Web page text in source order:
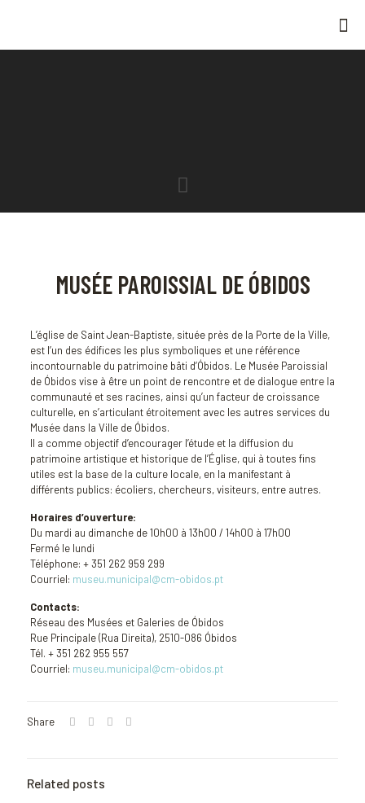
MUSÉE PAROISSIAL DE ÓBIDOS
L’église de Saint Jean-Baptiste, située près de la Porte de la Ville,
est l’un des édifices les plus symboliques et une référence
incontournable du patrimoine bâti d’Óbidos. Le Musée Paroissial
de Óbidos vise à être un point de rencontre et de dialogue entre la
communauté et ses racines, ainsi qu’un facteur de croissance
culturelle, en s’articulant étroitement avec les autres services du
Musée dans la Ville de Óbidos.
Il a comme objectif d’encourager l’étude et la diffusion du
patrimoine artistique et historique de l’Église, qui à toutes fins
utiles est la base de la culture locale, en la manifestant à
différents publics: écoliers, chercheurs, visiteurs, entre autres.
Horaires d’ouverture:
Du mardi au dimanche de 10h00 à 13h00 / 14h00 à 17h00
Fermé le lundi
Téléphone: + 351 262 959 299
Courriel: museu.municipal@cm-obidos.pt
Contacts:
Réseau des Musées et Galeries de Óbidos
Rue Principale (Rua Direita), 2510-086 Óbidos
Tél. + 351 262 955 557
Courriel: museu.municipal@cm-obidos.pt
Share
Related posts